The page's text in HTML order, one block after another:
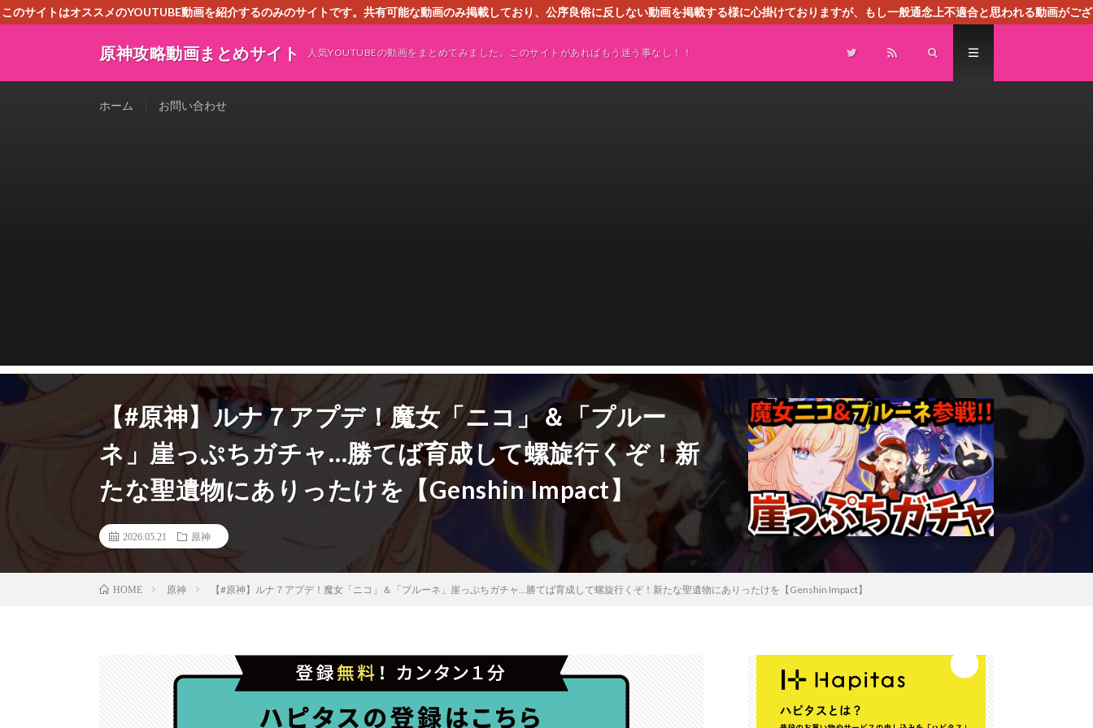
このサイトはオススメのYOUTUBE動画を紹介するのみのサイトです。共有可能な動画のみ掲載しており、公序良俗に反しない動画を掲載する様に心掛けておりますが、もし一般通念上不適合と思われる動画がござ
原神攻略動画まとめサイト 人気YOUTUBEの動画をまとめてみました。このサイトがあればもう迷う事なし！！
ホーム お問い合わせ
【#原神】ルナ７アプデ！魔女「ニコ」＆「プルー
ネ」崖っぷちガチャ…勝てば育成して螺旋行くぞ！新
たな聖遺物にありったけを【Genshin Impact】
2026.05.21 原神
HOME 原神 【#原神】ルナ７アプデ！魔女「ニコ」＆「プルーネ」崖っぷちガチャ…勝てば育成して螺旋行くぞ！新たな聖遺物にありったけを【Genshin Impact】